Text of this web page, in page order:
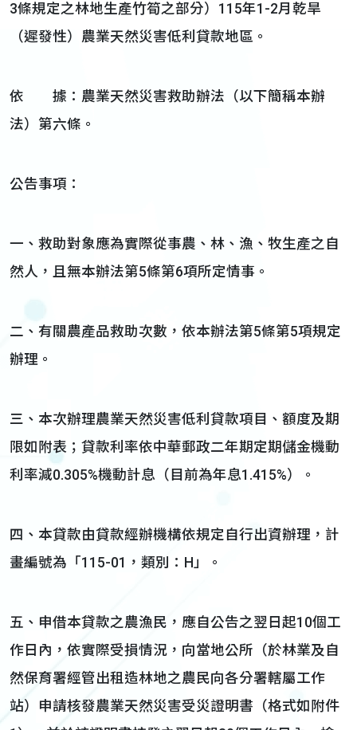
3條規定之林地生產竹筍之部分）115年1-2月乾旱
（遲發性）農業天然災害低利貸款地區。
依 據：農業天然災害救助辦法（以下簡稱本辦
法）第六條。
公告事項：
一、救助對象應為實際從事農、林、漁、牧生產之自
然人，且無本辦法第5條第6項所定情事。
二、有關農產品救助次數，依本辦法第5條第5項規定
辦理。
三、本次辦理農業天然災害低利貸款項目、額度及期
限如附表；貸款利率依中華郵政二年期定期儲金機動
利率減0.305%機動計息（目前為年息1.415%）。
四、本貸款由貸款經辦機構依規定自行出資辦理，計
畫編號為「115-01，類別：H」。
五、申借本貸款之農漁民，應自公告之翌日起10個工
作日內，依實際受損情況，向當地公所（於林業及自
然保育署經管出租造林地之農民向各分署轄屬工作
站）申請核發農業天然災害受災證明書（格式如附件